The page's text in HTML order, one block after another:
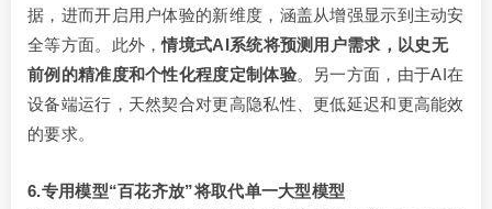
据，进而开启用户体验的新维度，涵盖从增强显示到主动安
全等方面。此外，情境式AI系统将预测用户需求，以史无
前例的精准度和个性化程度定制体验。另一方面，由于AI在
设备端运行，天然契合对更高隐私性、更低延迟和更高能效
的要求。
6.专用模型“百花齐放”将取代单一大型模型